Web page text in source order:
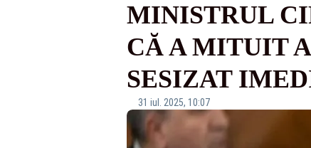
MINISTRUL
CĂ A MITUIT
SESIZAT
31 iul. 2025, 10:07